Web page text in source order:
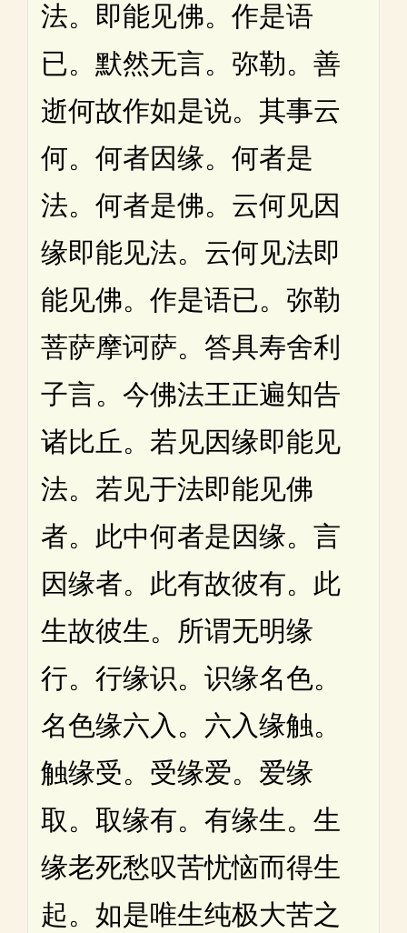
法。即能见佛。作是语
已。默然无言。弥勒。善
逝何故作如是说。其事云
何。何者因缘。何者是
法。何者是佛。云何见因
缘即能见法。云何见法即
能见佛。作是语已。弥勒
菩萨摩诃萨。答具寿舍利
子言。今佛法王正遍知告
诸比丘。若见因缘即能见
法。若见于法即能见佛
者。此中何者是因缘。言
因缘者。此有故彼有。此
生故彼生。所谓无明缘
行。行缘识。识缘名色。
名色缘六入。六入缘触。
触缘受。受缘爱。爱缘
取。取缘有。有缘生。生
缘老死愁叹苦忧恼而得生
起。如是唯生纯极大苦之